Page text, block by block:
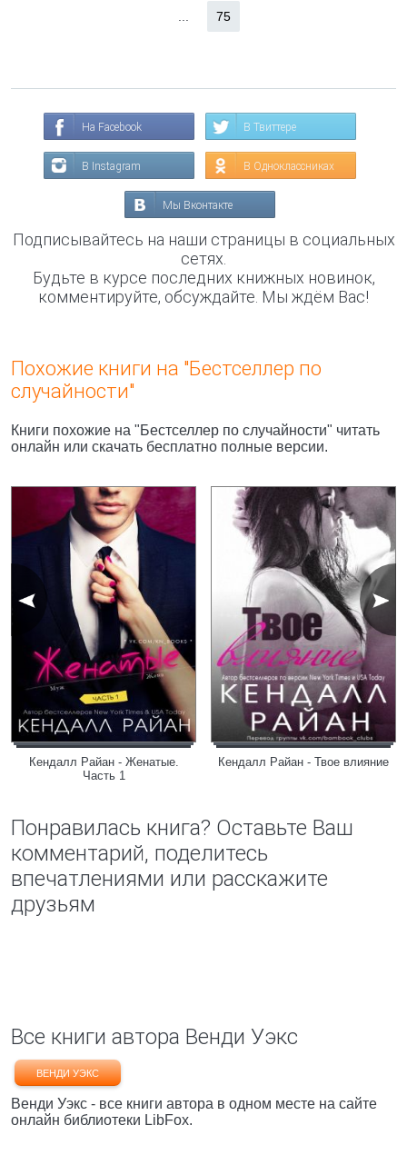
75
На Facebook В Твиттере
В Instagram В Одноклассниках
Мы Вконтакте
Подписывайтесь на наши страницы в социальных
сетях.
Будьте в курсе последних книжных новинок,
комментируйте, обсуждайте. Мы ждём Вас!
Похожие книги на "Бестселлер по
случайности"
Книги похожие на "Бестселлер по случайности" читать
онлайн или скачать бесплатно полные версии.
Кендалл Райан - Женатые.
Часть 1
Кендалл Райан - Твое влияние
Понравилась книга? Оставьте Ваш
комментарий, поделитесь
впечатлениями или расскажите
друзьям
Все книги автора Венди Уэкс
ВЕНДИ УЭКС
Венди Уэкс - все книги автора в одном месте на сайте
онлайн библиотеки LibFox.